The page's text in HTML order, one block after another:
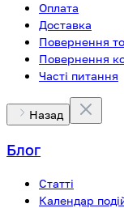
Оплата
Доставка
Повернення
Повернення
Часті питання
Назад
Блог
Статті
Календар